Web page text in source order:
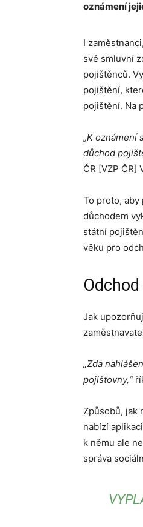
oznámení
I
své smluvní
pojištěnců.
pojištění,
pojištění. Na
„K oznámení
důchod
ČR [VZP ČR]
To proto, aby
důchodem
státní
věku pro
Jak
„Zda
pojišťovny,“
Způsobů, jak
nabízí
k němu ale
správa